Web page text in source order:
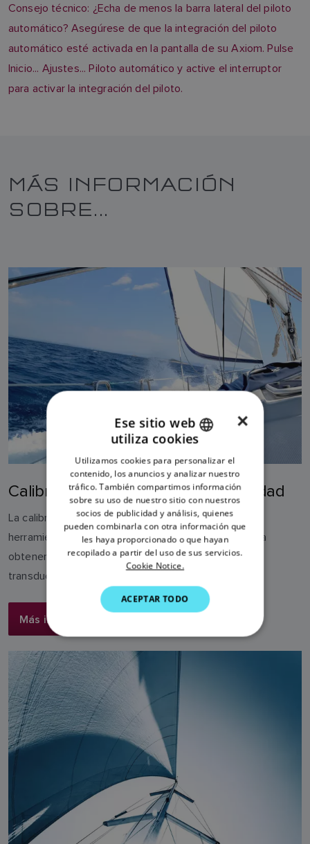
Consejo técnico: ¿Echa de menos la barra lateral del piloto
automático? Asegúrese de que la integración del piloto
automático esté activada en la pantalla de su Axiom. Pulse
Inicio... Ajustes... Piloto automático y active el interruptor
para activar la integración del piloto.
MÁS INFORMACIÓN
SOBRE...
Calibración automática de la velocidad
La calibración automática de la velocidad es una
herramienta patentada que ayuda a los navegantes a
obtener la velocidad más precisa posible de sus
transductores de corredera con rueda de paletas.
Más información
ENGLISH
FRENCH
DANISH
ITALIAN
SWEDISH
DUTCH
SPANISH
×
Ese sitio web
utiliza cookies
Utilizamos cookies para personalizar el
contenido, los anuncios y analizar nuestro
tráfico. También compartimos información
sobre su uso de nuestro sitio con nuestros
socios de publicidad y análisis, quienes
pueden combinarla con otra información que
les haya proporcionado o que hayan
recopilado a partir del uso de sus servicios.
Cookie Notice.
ACEPTAR TODO